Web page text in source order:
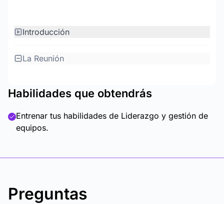
Introducción
La Reunión
Habilidades que obtendrás
Entrenar tus habilidades de Liderazgo y gestión de
equipos.
Preguntas